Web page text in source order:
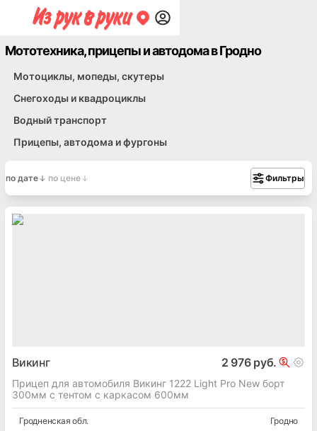
Мототехника, прицепы и автодома в Гродно
Мотоциклы, мопеды, скутеры
Снегоходы и квадроциклы
Водный транспорт
Прицепы, автодома и фургоны
по дате по цене Фильтры
Викинг 2 976 руб.
Прицеп для автомобиля Викинг 1222 Light Pro New борт
300мм с тентом с каркасом 600мм
Гродненская обл. Гродно